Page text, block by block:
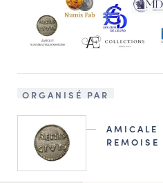
ORGANISÉ PAR
AMICALE
REMOISE